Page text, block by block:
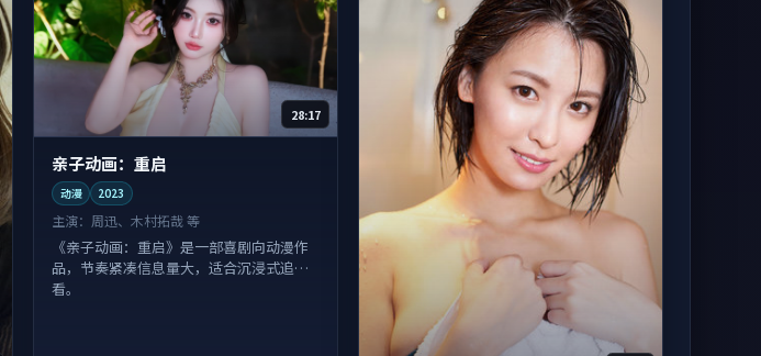
28:17
亲子动画：重启
动漫 2023
主演： 周迅、木村拓哉 等
《亲子动画：重启》是一部喜剧向动漫作
品，节奏紧凑信息量大，适合沉浸式追
看。